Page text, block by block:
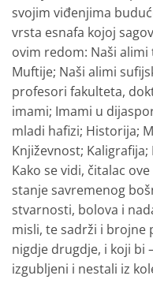
svojim viđenjima
vrsta esnafa kojoj
ovim redom: Naši
Muftije; Naši alimi
profesori fakulteta,
imami; Imami u
mladi hafizi; Historija;
Književnost;
Kako se vidi, čitalac
stanje savremenog
stvarnosti, bolova i
misli, te sadrži i brojne
nigdje drugdje, i koji bi
izgubljeni i nestali iz